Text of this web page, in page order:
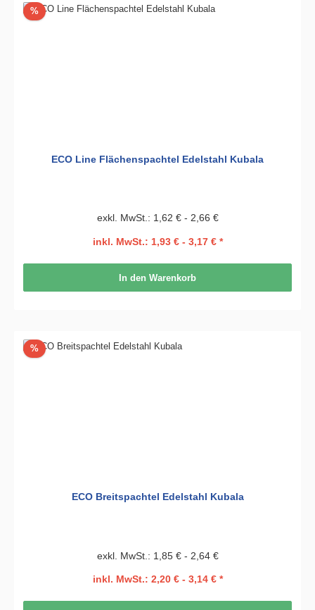
%Rabatt
ECO Line Flächenspachtel Edelstahl Kubala
exkl. MwSt.: 1,62 € - 2,66 €
inkl. MwSt.: 1,93 € - 3,17 € *
In den Warenkorb
%Rabatt
ECO Breitspachtel Edelstahl Kubala
exkl. MwSt.: 1,85 € - 2,64 €
inkl. MwSt.: 2,20 € - 3,14 € *